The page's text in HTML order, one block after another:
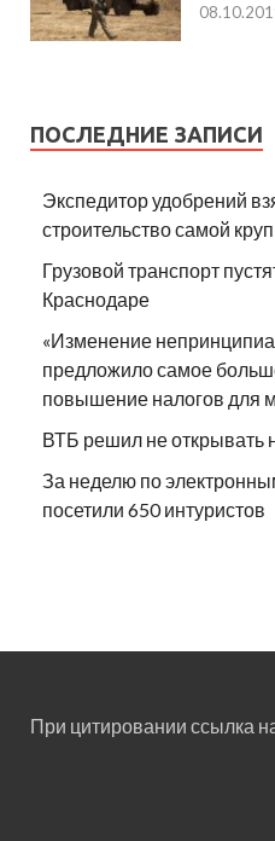
ПОСЛЕДНИЕ ЗАПИСИ
Экспедитор удобрений
строительство самой
Грузовой транспорт
Краснодаре
«Изменение
предложило самое
повышение налогов для
ВТБ решил не открывать
За неделю по
посетили 650 интуристов
При цитировании ссылка